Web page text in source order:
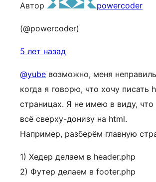
Автор powercoder
(@powercoder)
5 лет назад
@yube возможно, меня
когда я говорю, что хочу писать
страницах. Я не имею в виду, что
всё сверху-донизу на html.
Например, разберём главную
1) Хедер делаем в header.php
2) Футер делаем в footer.php